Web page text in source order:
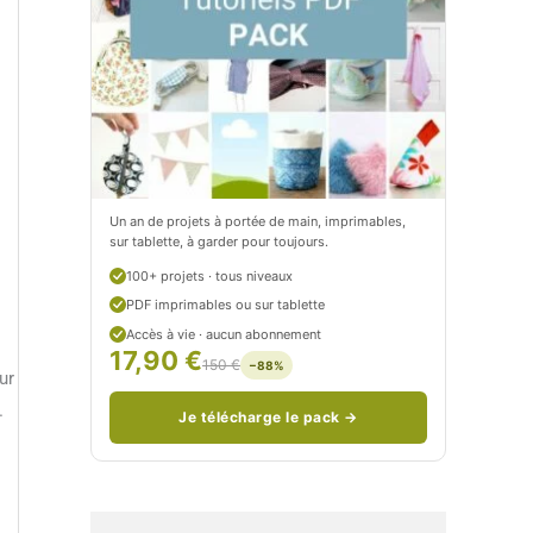
t
i
t
C
i
t
r
n
/
t
i
t
c
i
t
o
n
c
o
Un an de projets à portée de main, imprimables,
sur tablette, à garder pour toujours.
100+ projets · tous niveaux
PDF imprimables ou sur tablette
Accès à vie · aucun abonnement
17,90 €150 € −88%
Je télécharge le pack →